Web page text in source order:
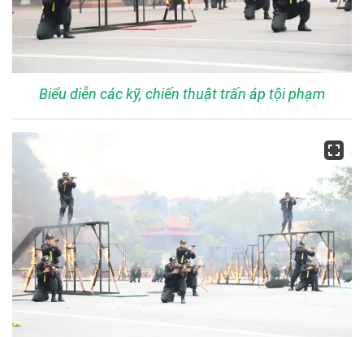
Biểu diễn các kỹ, chiến thuật trấn áp tội phạm